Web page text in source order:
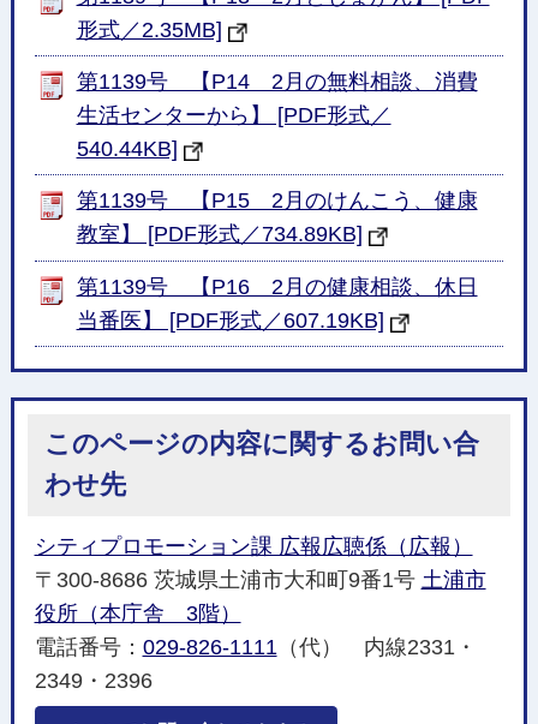
形式／2.35MB]
第1139号 【P14 2月の無料相談、消費
生活センターから】 [PDF形式／
540.44KB]
第1139号 【P15 2月のけんこう、健康
教室】 [PDF形式／734.89KB]
第1139号 【P16 2月の健康相談、休日
当番医】 [PDF形式／607.19KB]
このページの内容に関するお問い合
わせ先
シティプロモーション課 広報広聴係（広報）
〒300-8686 茨城県土浦市大和町9番1号 土浦市
役所（本庁舎 3階）
電話番号： 029-826-1111（代） 内線2331・
2349・2396